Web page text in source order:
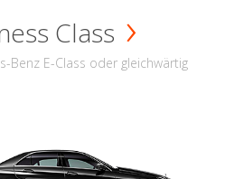
Class
Benz E-Class oder gleichwärtig